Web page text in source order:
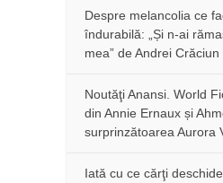
Despre melancolia ce
îndurabilă: „Și n-ai
mea” de Andrei Crăciun
Noutăţi Anansi. World
din Annie Ernaux și
surprinzătoarea Aurora
Iată cu ce cărţi